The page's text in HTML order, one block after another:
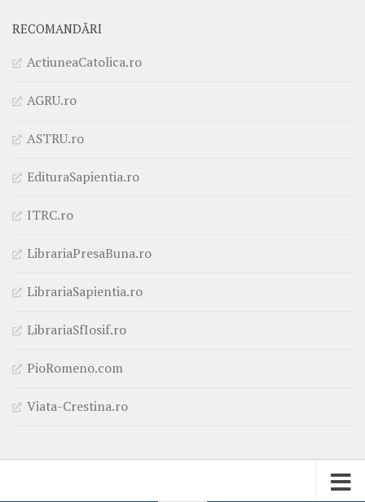
RECOMANDĂRI
ActiuneaCatolica.ro
AGRU.ro
ASTRU.ro
EdituraSapientia.ro
ITRC.ro
LibrariaPresaBuna.ro
LibrariaSapientia.ro
LibrariaSfIosif.ro
PioRomeno.com
Viata-Crestina.ro